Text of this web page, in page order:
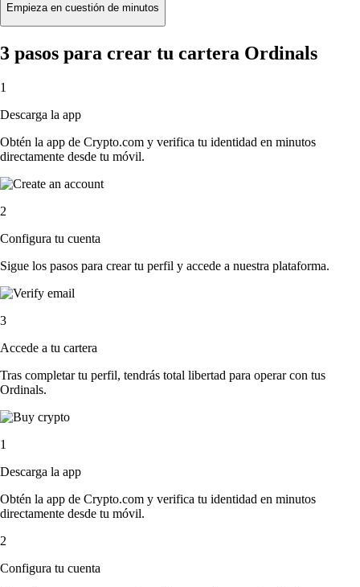
Empieza en cuestión de minutos
3 pasos para crear tu cartera Ordinals
1
Descarga la app
Obtén la app de Crypto.com y verifica tu identidad en minutos
directamente desde tu móvil.
2
Configura tu cuenta
Sigue los pasos para crear tu perfil y accede a nuestra plataforma.
3
Accede a tu cartera
Tras completar tu perfil, tendrás total libertad para operar con tus
Ordinals.
1
Descarga la app
Obtén la app de Crypto.com y verifica tu identidad en minutos
directamente desde tu móvil.
2
Configura tu cuenta